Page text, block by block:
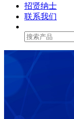
招贤纳士
联系我们